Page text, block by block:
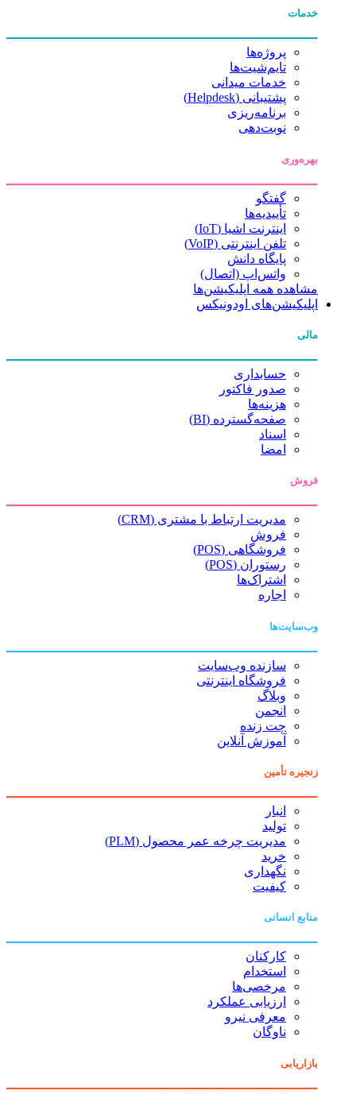
خدمات
پروژه‌ها
تایم‌شیت‌ها
خدمات میدانی
پشتیبانی (Helpdesk)
برنامه‌ریزی
نوبت‌دهی
بهره‌وری
گفتگو
تأییدیه‌ها
اینترنت اشیا (IoT)
تلفن اینترنتی (VoIP)
پایگاه دانش
واتس‌اپ (اتصال)
مشاهده همه اپلیکیشن‌ها
اپلیکیشن‌های اودونیکس
مالی
حسابداری
صدور فاکتور
هزینه‌ها
صفحه‌گسترده (BI)
اسناد
امضا
فروش
مدیریت ارتباط با مشتری (CRM)
فروش
فروشگاهی (POS)
رستوران (POS)
اشتراک‌ها
اجاره
وب‌سایت‌ها
سازنده وب‌سایت
فروشگاه اینترنتی
وبلاگ
انجمن
چت زنده
آموزش آنلاین
زنجیره تأمین
انبار
تولید
مدیریت چرخه عمر محصول (PLM)
خرید
نگهداری
کیفیت
منابع انسانی
کارکنان
استخدام
مرخصی‌ها
ارزیابی عملکرد
معرفی نیرو
ناوگان
بازاریابی